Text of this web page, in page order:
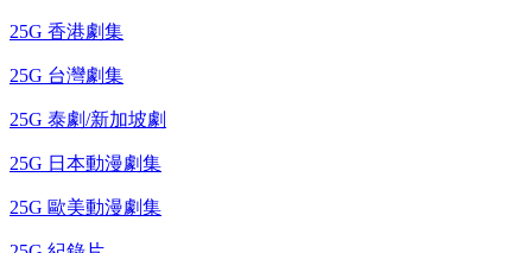
25G 香港劇集
25G 台灣劇集
25G 泰劇/新加坡劇
25G 日本動漫劇集
25G 歐美動漫劇集